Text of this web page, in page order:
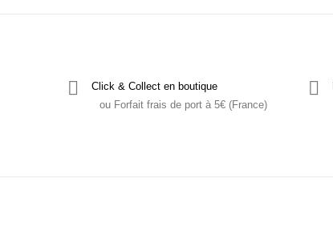
Click & Collect en boutique
ou Forfait frais de port à 5€ (France)